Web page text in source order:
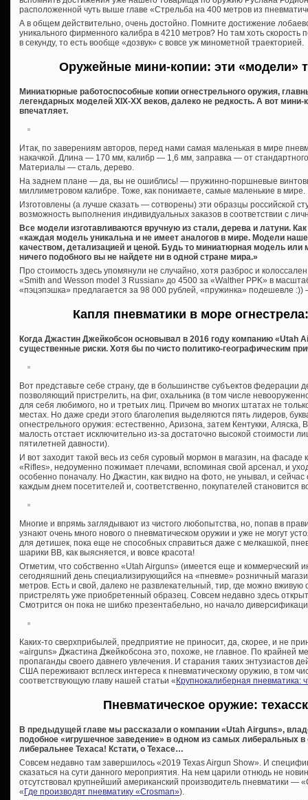
расположенной чуть выше главе «Стрельба на 400 метров из
А в общем действительно, очень достойно. Помните достижение
уникального фирменного калибра в 4210 метров? Но там хоть скорость
в секунду, то есть вообще «дозвук» с вовсе уж минометной траекторией.
Оружейные мини-копии: эти «модели»
Миниатюрные работоспособные копии огнестрельного оружия,
легендарных моделей XIX-XX веков, далеко не редкость. А вот мини-
впечатляет.
Итак, по заверениям авторов, перед нами самая маленькая в мире
накачкой. Длина — 170 мм, калибр — 1,6 мм, заправка — от
Материалы — сталь, дерево.
На заднем плане — да, вы не ошиблись! — пружинно-поршневые
миллиметровом калибре. Тоже, как понимаете, самые маленькие в мире.
Изготовлены (а лучше сказать — сотворены) эти образцы российской
возможность выполнения индивидуальных заказов в соответствии с
Все модели изготавливаются вручную из стали, дерева и латуни.
«каждая модель уникальна и не имеет аналогов в мире. Модели
качеством, детализацией и ценой. Будь то миниатюрная модель
ничего подобного вы не найдете ни в одной стране мира.»
Про стоимость здесь упомянули не случайно, хотя разброс и
«Smith and Wesson model 3 Russian» до 4500 за «Walther PPK» в
«пэцэпэшка» предлагается за 98 000 рублей, «пружинка» подешевле :))
Капля пневматики в море
Когда Джастин Джейкобсон основывал в 2016 году компанию «Utah
существенные риски. Хотя бы по чисто политико-географическим
Вот представьте себе страну, где в большинстве субъектов федерации
позволяющий пристрелить, на фиг, охальника (в том числе
для себя любимого, но и третьих лиц. Причем во многих штатах не
местах. Но даже среди этого благолепия выделяются пять лидеров,
огнестрельного оружия: естественно, Аризона, затем Кентукки,
малость отстает исключительно из-за достаточно высокой стоимости
пятилетней давности).
И вот заходит такой весь из себя суровый мормон в магазин, на
«Rifles», недоуменно пожимает плечами, вспоминая свой арсенал, и
особенно поначалу. Но Джастин, как видно на фото, не унывал, и сейчас
каждым днем посетителей и, соответственно, покупателей становится
Многие и впрямь заглядывают из чистого любопытства, но, попав в
узнают очень много нового о пневматическом оружии и уже не могут
для детишек, пока еще не способных справиться даже с мелкашкой,
шарики ВВ, как выясняется, и вовсе красота!
Отметим, что собственно «Utah Airguns» (имеется еще и коммерческий
сегодняшний день специализирующийся на «пневме» розничный
метров. Есть и свой, далеко не развлекательный, тир, где можно
пристрелять уже приобретенный образец. Совсем недавно здесь
Смотрится он пока не шибко презентабельно, но начало
Каких-то сверхприбылей, предприятие не приносит, да, скорее, и не
«airguns» Джастина Джейкобсона это, похоже, не главное. По крайней
пропаганды своего давнего увлечения. И старания таких энтузиастов
США переживают всплеск интереса к пневматическому оружию, в том
соответствующую главу нашей статьи « Крупнокалиберная пневматика:
Пневматическое оружие:
В предыдущей главе мы рассказали о компании «Utah Airguns»,
подобное «игрушечное заведение» в одном из самых либеральных
либеральнее Техаса! Кстати, о Техасе…
Совсем недавно там завершилось «2019 Texas Airgun Show». И
сказаться на сути данного мероприятия. На нем царили отнюдь не
отсутствовал крупнейший американский производитель пневматики —
« Где производят пневматику «Crosman»).